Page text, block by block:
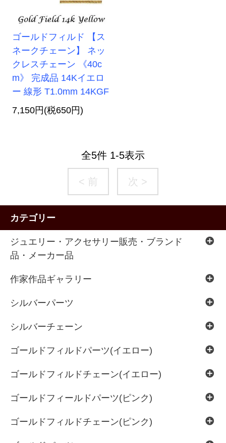
ゴールドフィルド 【ス
ネークチェーン】 ネッ
クレスチェーン 《40c
m》 完成品 14Kイエロ
ー 線形 T1.0mm 14KGF
7,150円(税650円)
全5件 1-5表示
< 前 次 >
カテゴリー
ジュエリー・アクセサリー販売・ブランド
品・メーカー品
作家作品ギャラリー
シルバーパーツ
シルバーチェーン
ゴールドフィルドパーツ(イエロー)
ゴールドフィルドチェーン(イエロー)
ゴールドフィールドパーツ(ピンク)
ゴールドフィルドチェーン(ピンク)